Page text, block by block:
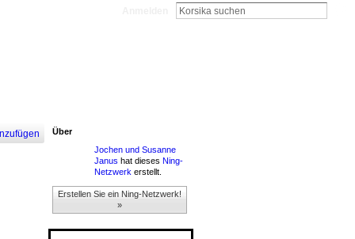
Über
Jochen und Susanne
Janus hat dieses Ning-
Netzwerk erstellt.
Erstellen Sie ein Ning-Netzwerk!
»